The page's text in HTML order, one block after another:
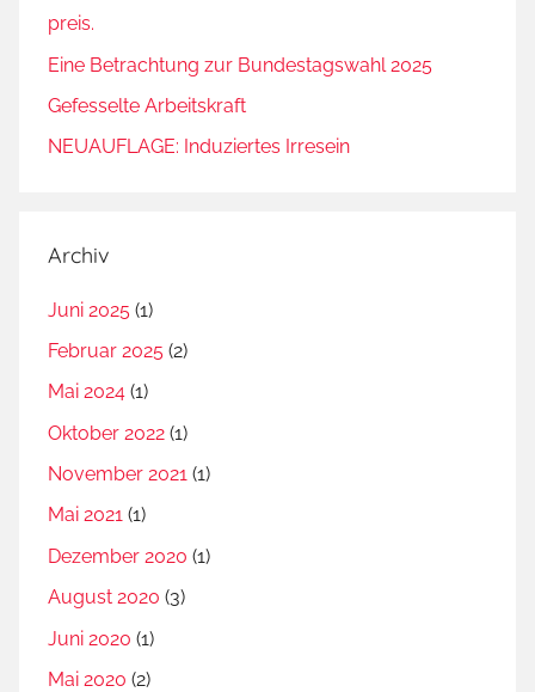
t
l
i
n
T
u
n
a
i
preis.
Eine Betrachtung zur Bundestagswahl 2025
Gefesselte Arbeitskraft
NEUAUFLAGE: Induziertes Irresein
Archiv
Juni 2025 (1)
Februar 2025 (2)
Mai 2024 (1)
Oktober 2022 (1)
November 2021 (1)
Mai 2021 (1)
Dezember 2020 (1)
August 2020 (3)
Juni 2020 (1)
Mai 2020 (2)